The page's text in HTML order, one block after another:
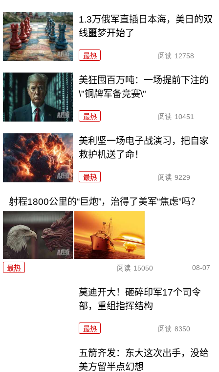
1.3万俄军直插日本海，美日的双
线噩梦开始了
最热 阅读 12758
美狂囤百万吨：一场提前下注的
\"铜牌军备竞赛\"
最热 阅读 10451
美利坚一场电子战演习，把自家
救护机送了命！
最热 阅读 9229
射程1800公里的“巨炮”，治得了美军“焦虑”吗？
最热 阅读 15050 08-07
莫迪开大！砸碎印军17个司令
部，重组指挥结构
最热 阅读 8350
五箭齐发：东大这次出手，没给
美方留半点幻想